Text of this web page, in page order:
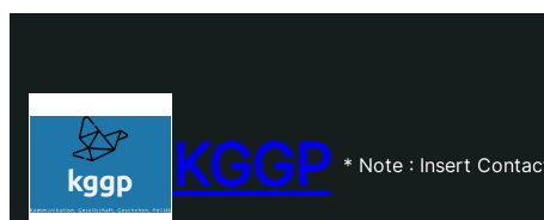
KGGP * Note : Insert